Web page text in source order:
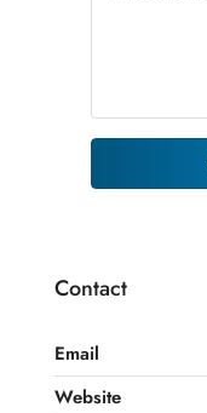
Contact
Email
Website